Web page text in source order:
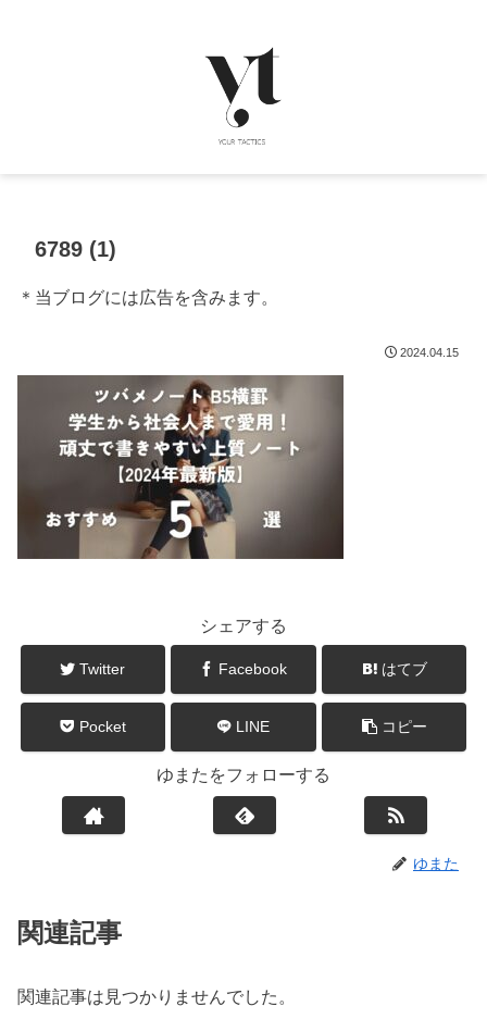
6789 (1)
＊当ブログには広告を含みます。
2024.04.15
シェアする
Twitter Facebook はてブ
Pocket LINE コピー
ゆまたをフォローする
ゆまた
関連記事
関連記事は見つかりませんでした。